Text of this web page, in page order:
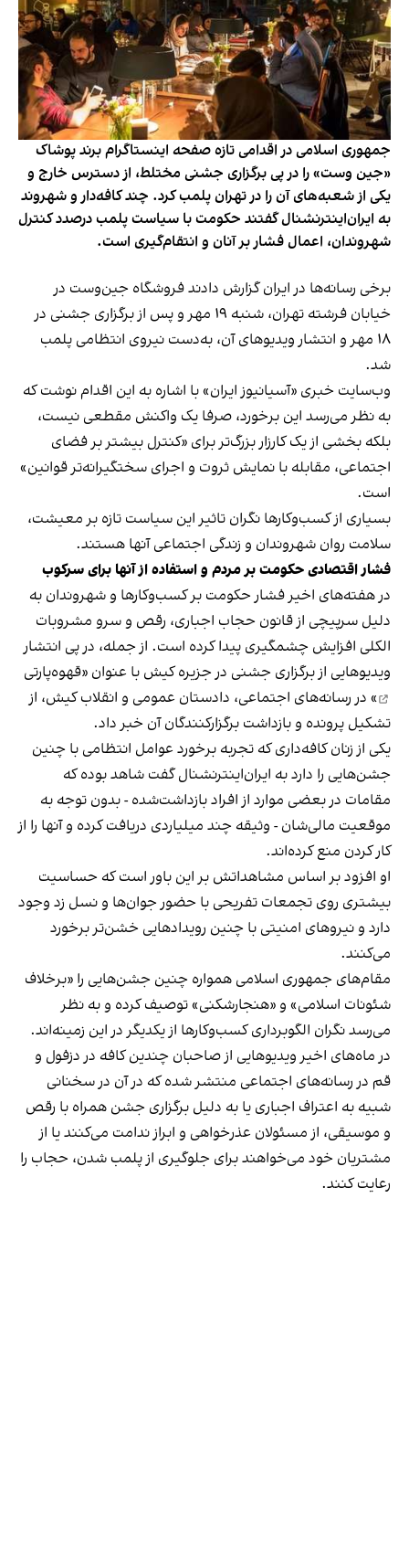
جمهوری اسلامی در اقدامی تازه صفحه اینستاگرام برند پوشاک
«جین وست» را در پی برگزاری جشنی مختلط، از دسترس خارج و
یکی از شعبه‌های آن را در تهران پلمب کرد. چند کافه‌‌دار و شهروند
به ایران‌اینترنشنال گفتند حکومت با سیاست پلمب درصدد کنترل
شهروندان، اعمال فشار بر آنان و انتقام‌گیری است.
برخی رسانه‌ها در ایران گزارش دادند فروشگاه جین‌وست در
خیابان فرشته تهران، شنبه ۱۹ مهر و پس از برگزاری جشنی در
۱۸ مهر و انتشار ویدیوهای آن، به‌دست نیروی انتظامی پلمب
شد.
وب‌سایت خبری «آسیانیوز ایران» با اشاره به این اقدام نوشت که
به نظر می‌رسد این برخورد، صرفا یک واکنش مقطعی نیست،
بلکه بخشی از یک کارزار بزرگ‌تر برای «کنترل بیشتر بر فضای
اجتماعی، مقابله با نمایش ثروت و اجرای سختگیرانه‌تر قوانین»
است.
بسیاری از کسب‌وکارها نگران تاثیر این سیاست‌ تازه بر معیشت،
سلامت روان شهروندان و زندگی اجتماعی آنها هستند.
فشار اقتصادی حکومت بر مردم و استفاده از آنها برای سرکوب
در هفته‌های اخیر فشار حکومت بر کسب‌وکارها و شهروندان به
دلیل سرپیچی از قانون حجاب اجباری، رقص و سرو مشروبات
الکلی افزایش چشمگیری پیدا کرده است. از جمله، در پی انتشار
ویدیوهایی از برگزاری جشنی در جزیره کیش با عنوان «قهوه‌پارتی
» در رسانه‌های اجتماعی، دادستان عمومی و انقلاب کیش، از
تشکیل پرونده و بازداشت برگزارکنندگان آن خبر داد.
یکی از زنان کافه‌داری که تجربه برخورد عوامل انتظامی با چنین
جشن‌هایی را دارد به ایران‌اینترنشنال گفت شاهد بوده که
مقامات در بعضی موارد از افراد بازداشت‌‌شده - بدون توجه به
موقعیت مالی‌شان - وثیقه چند میلیاردی دریافت کرده و آنها را از
کار کردن منع کرده‌اند.
او افزود بر اساس مشاهداتش بر این باور است که حساسیت
بیشتری روی تجمعات تفریحی با حضور جوان‌ها و نسل زد وجود
دارد و نیروهای امنیتی با چنین رویدادهایی خشن‌تر برخورد
می‌کنند.
مقام‌های جمهوری اسلامی همواره چنین جشن‌هایی را «برخلاف
شئونات اسلامی» و «هنجارشکنی» توصیف کرده و به نظر
می‌رسد نگران الگوبرداری کسب‌وکارها از یکدیگر در این زمینه‌اند.
در ماه‌های اخیر ویدیوهایی از صاحبان چندین کافه در دزفول و
قم در رسانه‌های اجتماعی منتشر شده که در آن در سخنانی
شبیه به اعتراف اجباری یا به دلیل برگزاری جشن همراه با رقص
و موسیقی، از مسئولان عذرخواهی و ابراز ندامت می‌کنند یا از
مشتریان خود می‌خواهند برای جلوگیری از پلمب شدن، حجاب را
رعایت کنند.